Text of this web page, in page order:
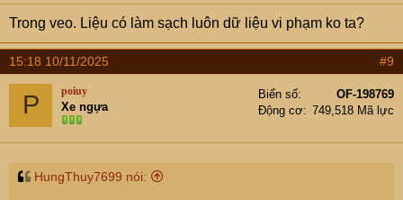
s
:
Trong veo. Liệu có làm sạch luôn dữ liệu vi phạm ko ta?
15:18 10/11/2025 #9
P poiuy
Xe ngựa
Biển số
OF-198769
Động cơ
749,518 Mã lực
HungThuy7699 nói: